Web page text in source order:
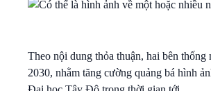
Theo nội dung thỏa thuận, hai bên
2030, nhằm tăng cường quảng bá hình